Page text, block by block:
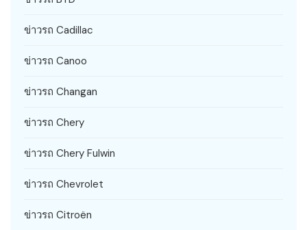
ข่าวรถ Cadillac
ข่าวรถ Canoo
ข่าวรถ Changan
ข่าวรถ Chery
ข่าวรถ Chery Fulwin
ข่าวรถ Chevrolet
ข่าวรถ Citroën